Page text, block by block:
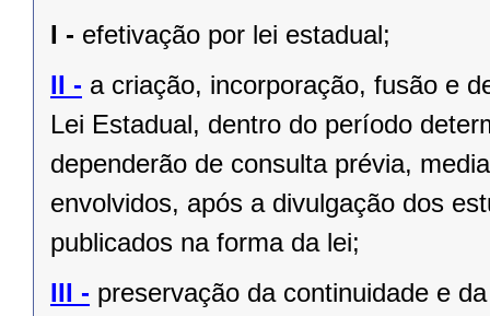
I - efetivação por lei estadual;
II - a criação, incorporação, fusão e
Lei Estadual, dentro do período
dependerão de consulta prévia,
envolvidos, após a divulgação dos
publicados na forma da lei;
III - preservação da continuidade e